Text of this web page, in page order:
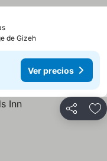
Ver precios
de Gizeh
Ver precios
Compartir